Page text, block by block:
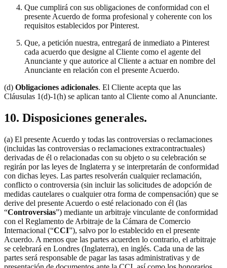
Que cumplirá con sus obligaciones de conformidad con el
presente Acuerdo de forma profesional y coherente con los
requisitos establecidos por Pinterest.
Que, a petición nuestra, entregará de inmediato a Pinterest
cada acuerdo que designe al Cliente como el agente del
Anunciante y que autorice al Cliente a actuar en nombre del
Anunciante en relación con el presente Acuerdo.
(d) Obligaciones adicionales. El Cliente acepta que las
Cláusulas 1(d)-1(h) se aplican tanto al Cliente como al Anunciante.
10. Disposiciones generales.
(a) El presente Acuerdo y todas las controversias o reclamaciones
(incluidas las controversias o reclamaciones extracontractuales)
derivadas de él o relacionadas con su objeto o su celebración se
regirán por las leyes de Inglaterra y se interpretarán de conformidad
con dichas leyes. Las partes resolverán cualquier reclamación,
conflicto o controversia (sin incluir las solicitudes de adopción de
medidas cautelares o cualquier otra forma de compensación) que se
derive del presente Acuerdo o esté relacionado con él (las
“Controversias”) mediante un arbitraje vinculante de conformidad
con el Reglamento de Arbitraje de la Cámara de Comercio
Internacional (“CCI”), salvo por lo establecido en el presente
Acuerdo. A menos que las partes acuerden lo contrario, el arbitraje
se celebrará en Londres (Inglaterra), en inglés. Cada una de las
partes será responsable de pagar las tasas administrativas y de